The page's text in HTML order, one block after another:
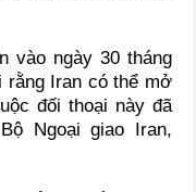
vào ngày 30 tháng
rằng Iran có thể mở
đối thoại này đã
Ngoại giao Iran,